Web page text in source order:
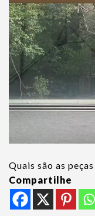
Quais são as
Compartilhe